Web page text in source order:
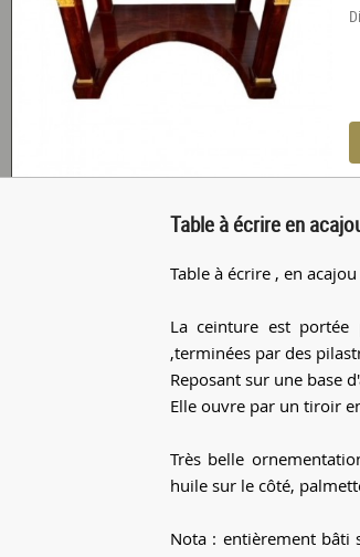
Table à écrire en
Table à écrire , en
La ceinture est portée
,terminées par des
Reposant sur une base
Elle ouvre par un tiroir
Très belle
huile sur le côté,
Nota : entièrement bâti